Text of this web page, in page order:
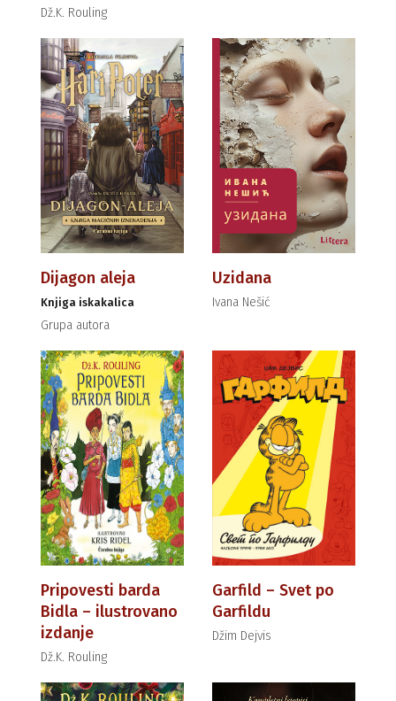
Dž.K. Rouling
Dijagon aleja
Knjiga iskakalica
Grupa autora
Uzidana
Ivana Nešić
Pripovesti barda
Bidla – ilustrovano
izdanje
Dž.K. Rouling
Garfild – Svet po
Garfildu
Džim Dejvis